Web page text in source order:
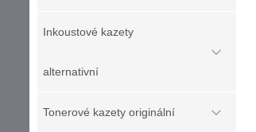
Inkoustové kazety
alternativní
Tonerové kazety originální